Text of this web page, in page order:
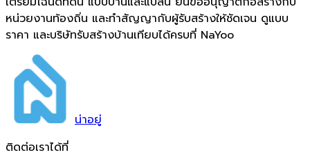
หน่วยงานท้องถิ่น และทำสัญญากับผู้รับสร้างให้ชัดเจน ดูแบบ
ราคา และบริษัทรับสร้างบ้านเทียบได้ครบที่ NaYoo
น่าอยู่
ติดต่อเราได้ที่